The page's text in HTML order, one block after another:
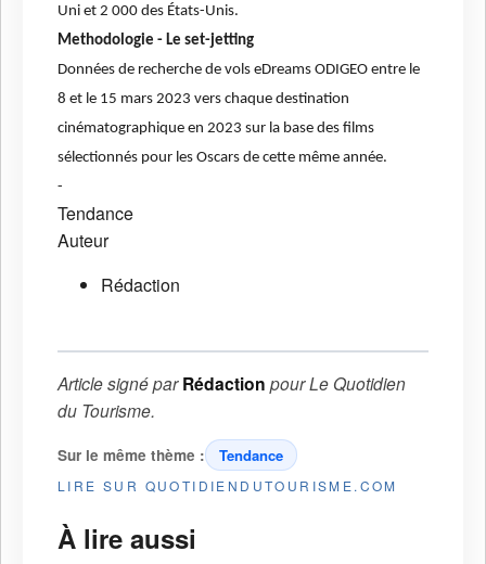
Uni et 2 000 des États-Unis.
Methodologie - Le set-jetting
Données de recherche de vols eDreams ODIGEO entre le
8 et le 15 mars 2023 vers chaque destination
cinématographique en 2023 sur la base des films
sélectionnés pour les Oscars de cette même année.
-
Tendance
Auteur
Rédaction
Article signé parRédaction pourLe Quotidien
du Tourisme.
Sur le même thème : Tendance
LIRE SUR QUOTIDIENDUTOURISME.COM
À lire aussi